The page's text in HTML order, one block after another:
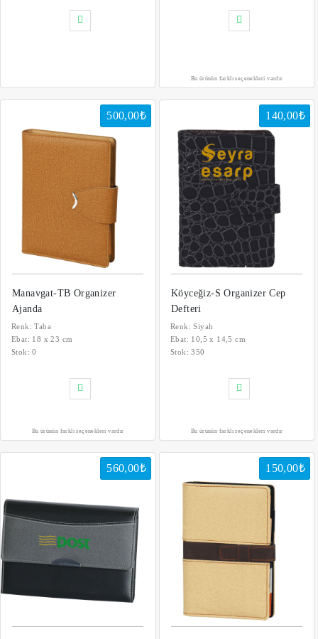
Bu ürünün farklı seçenekleri vardır
500,00₺
Manavgat-TB Organizer
Ajanda
Renk: Taba
Ebat: 18 x 23 cm
Stok:0
Bu ürünün farklı seçenekleri vardır
140,00₺
Köyceğiz-S Organizer Cep
Defteri
Renk: Siyah
Ebat: 10,5 x 14,5 cm
Stok:350
Bu ürünün farklı seçenekleri vardır
560,00₺ 150,00₺